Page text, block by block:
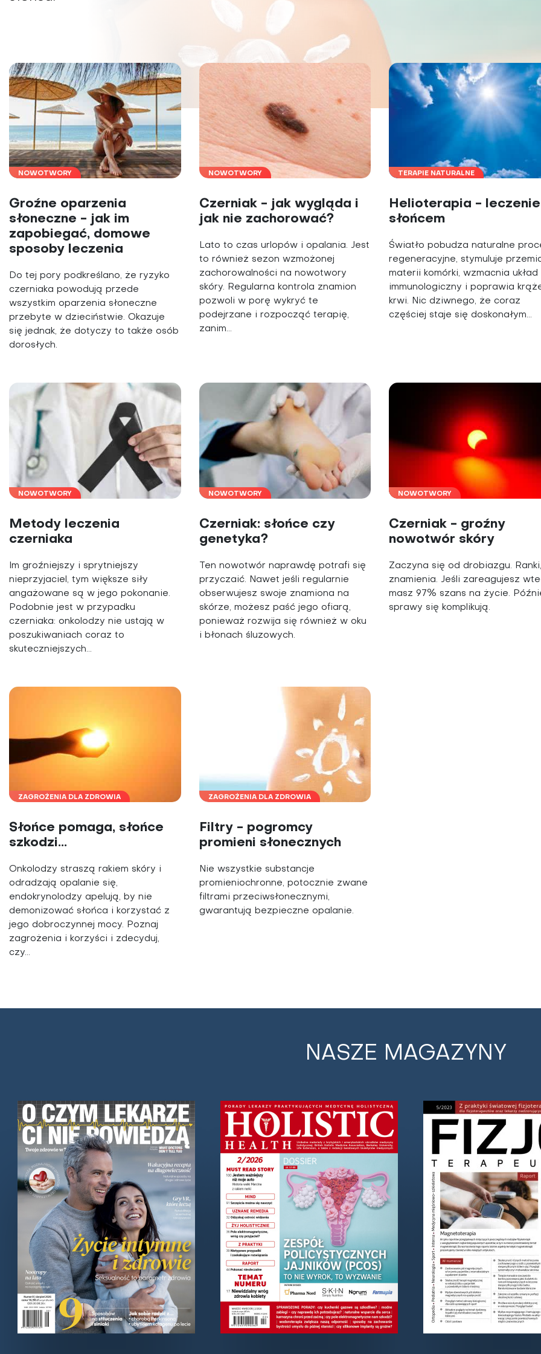
Choroby kobiece
Choroby laryngologiczne
Choroby zębów i dziąseł
NOWOTWORY
Groźne oparzenia
słoneczne - jak im
zapobiegać, domowe
sposoby leczenia
Do tej pory podkreślano, że ryzyko
czerniaka powodują przede
wszystkim oparzenia słoneczne
przebyte w dzieciństwie. Okazuje
się jednak, że dotyczy to także osób
dorosłych.
NOWOTWORY
Czerniak - jak wygląda i
jak nie zachorować?
Lato to czas urlopów i opalania. Jest
to również sezon wzmożonej
zachorowalności na nowotwory
skóry. Regularna kontrola znamion
pozwoli w porę wykryć te
podejrzane i rozpocząć terapię,
zanim...
TERAPIE NATURALNE
Helioterapia - leczenie
słońcem
Światło pobudza naturalne
regeneracyjne, stymuluje
materii komórki, wzmacnia układ
immunologiczny i poprawia
krwi. Nic dziwnego, że coraz
częściej staje się doskonałym...
NOWOTWORY
Metody leczenia
czerniaka
Im groźniejszy i sprytniejszy
nieprzyjaciel, tym większe siły
angażowane są w jego pokonanie.
Podobnie jest w przypadku
czerniaka: onkolodzy nie ustają w
poszukiwaniach coraz to
skuteczniejszych...
NOWOTWORY
Czerniak: słońce czy
genetyka?
Ten nowotwór naprawdę potrafi się
przyczaić. Nawet jeśli regularnie
obserwujesz swoje znamiona na
skórze, możesz paść jego ofiarą,
ponieważ rozwija się również w oku
i błonach śluzowych.
NOWOTWORY
Czerniak - groźny
nowotwór skóry
Zaczyna się od drobiazgu.
znamienia. Jeśli zareagujesz
masz 97% szans na życie.
sprawy się komplikują.
ZAGROŻENIA DLA ZDROWIA
Słońce pomaga, słońce
szkodzi...
Onkolodzy straszą rakiem skóry i
odradzają opalanie się,
endokrynolodzy apelują, by nie
demonizować słońca i korzystać z
jego dobroczynnej mocy. Poznaj
zagrożenia i korzyści i zdecyduj,
czy...
ZAGROŻENIA DLA ZDROWIA
Filtry - pogromcy
promieni słonecznych
Nie wszystkie substancje
promieniochronne, potocznie zwane
filtrami przeciwsłonecznymi,
gwarantują bezpieczne opalanie.
NASZE MAGAZYNY